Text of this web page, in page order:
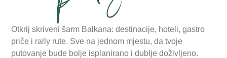
Otkrij skriveni šarm Balkana: destinacije, hoteli, gastro
priče i rally rute. Sve na jednom mjestu, da tvoje
putovanje bude bolje isplanirano i dublje doživljeno.